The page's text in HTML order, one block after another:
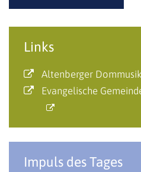
Links
Altenberger Dommusik
Evangelische
Impuls des Tages